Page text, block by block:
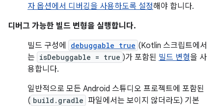
자 옵션에서 디버깅을 사용하도록 설정해야 합니다.
디버그 가능한 빌드 변형을 실행합니다.
빌드 구성에
debuggable true (Kotlin 스크립트에서
는 isDebuggable = true )가 포함된 빌드 변형을 사
용합니다.
일반적으로 모든 Android 스튜디오 프로젝트에 포함된
( build.gradle 파일에서는 보이지 않더라도) 기본